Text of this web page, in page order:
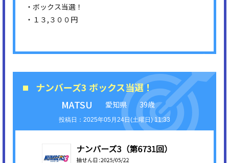
・ボックス当選！
・１３,３００円
ナンバーズ3 ボックス当選！
MATSU
愛知県 39歳
2025年05月24日(土曜日) 11:33